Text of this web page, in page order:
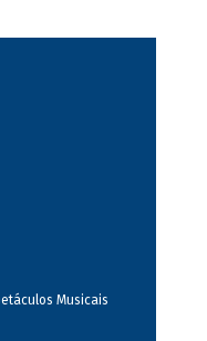
Musicais